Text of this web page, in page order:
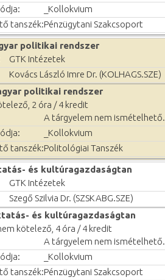
_Kollokvium
tanszék:Pénzügytani Szakcsoport
politikai rendszer
GTK Intézetek
Kovács László Imre Dr. (KOLHAGS.SZE)
politikai rendszer
2 óra / 4 kredit
A tárgyelem nem ismételhető.
_Kollokvium
tanszék:Politológiai Tanszék
és kultúragazdaságtan
GTK Intézetek
Szegő Szilvia Dr. (SZSKABG.SZE)
és kultúragazdaságtan
kötelező, 4 óra / 4 kredit
A tárgyelem nem ismételhető.
_Kollokvium
tanszék:Pénzügytani Szakcsoport